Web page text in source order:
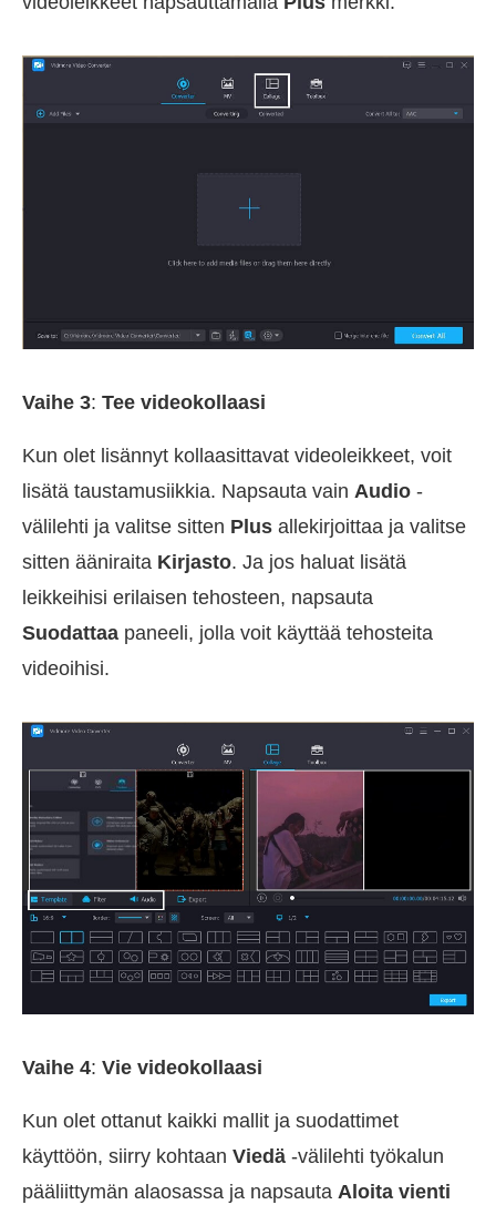
Vaihe 3: Tee videokollaasi
Kun olet lisännyt kollaasittavat videoleikkeet, voit
lisätä taustamusiikkia. Napsauta vain Audio -
välilehti ja valitse sitten Plus allekirjoittaa ja valitse
sitten ääniraita Kirjasto. Ja jos haluat lisätä
leikkeihisi erilaisen tehosteen, napsauta
Suodattaa paneeli, jolla voit käyttää tehosteita
videoihisi.
Vaihe 4: Vie videokollaasi
Kun olet ottanut kaikki mallit ja suodattimet
käyttöön, siirry kohtaan Viedä -välilehti työkalun
pääliittymän alaosassa ja napsauta Aloita vienti